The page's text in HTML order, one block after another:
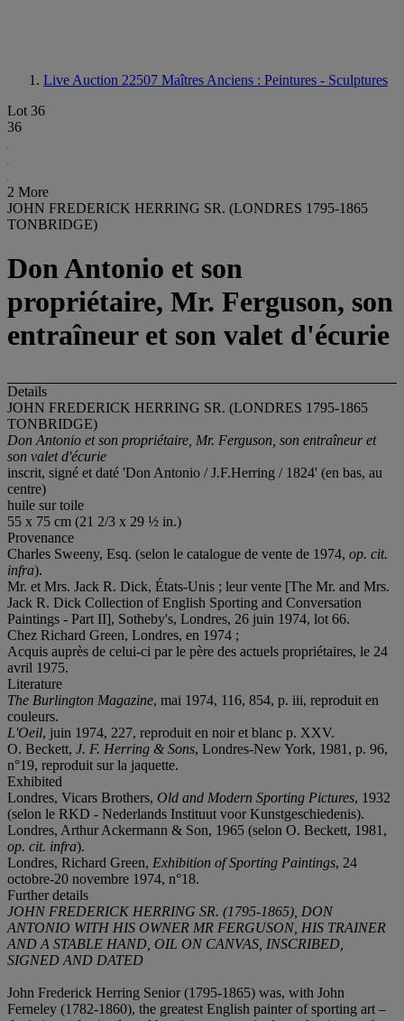
Live Auction 22507 Maîtres Anciens : Peintures - Sculptures
Lot 36
36
2 More
JOHN FREDERICK HERRING SR. (LONDRES 1795-1865
TONBRIDGE)
Don Antonio et son
propriétaire, Mr. Ferguson, son
entraîneur et son valet d'écurie
Details
JOHN FREDERICK HERRING SR. (LONDRES 1795-1865
TONBRIDGE)
Don Antonio et son propriétaire, Mr. Ferguson, son entraîneur et
son valet d'écurie
inscrit, signé et daté 'Don Antonio / J.F.Herring / 1824' (en bas, au
centre)
huile sur toile
55 x 75 cm (21 2/3 x 29 ½ in.)
Provenance
Charles Sweeny, Esq. (selon le catalogue de vente de 1974, op. cit.
infra).
Mr. et Mrs. Jack R. Dick, États-Unis ; leur vente [The Mr. and Mrs.
Jack R. Dick Collection of English Sporting and Conversation
Paintings - Part II], Sotheby's, Londres, 26 juin 1974, lot 66.
Chez Richard Green, Londres, en 1974 ;
Acquis auprès de celui-ci par le père des actuels propriétaires, le 24
avril 1975.
Literature
The Burlington Magazine, mai 1974, 116, 854, p. iii, reproduit en
couleurs.
L'Oeil, juin 1974, 227, reproduit en noir et blanc p. XXV.
O. Beckett, J. F. Herring & Sons, Londres-New York, 1981, p. 96,
n°19, reproduit sur la jaquette.
Exhibited
Londres, Vicars Brothers, Old and Modern Sporting Pictures, 1932
(selon le RKD - Nederlands Instituut voor Kunstgeschiedenis).
Londres, Arthur Ackermann & Son, 1965 (selon O. Beckett, 1981,
op. cit. infra).
Londres, Richard Green, Exhibition of Sporting Paintings, 24
octobre-20 novembre 1974, n°18.
Further details
JOHN FREDERICK HERRING SR. (1795-1865), DON
ANTONIO WITH HIS OWNER MR FERGUSON, HIS TRAINER
AND A STABLE HAND, OIL ON CANVAS, INSCRIBED,
SIGNED AND DATED
John Frederick Herring Senior (1795-1865) was, with John
Ferneley (1782-1860), the greatest English painter of sporting art –